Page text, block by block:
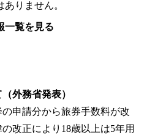
ありません。
一覧を見る
外務省発表）
申請分から旅券手数料が改
改正により18歳以上は5年用